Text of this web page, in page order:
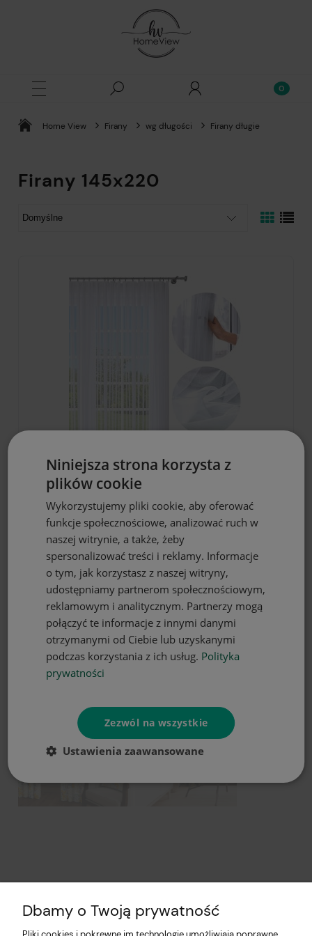
Home View Firany wg długości Firany długie
Firany 145x220
Firana gotowa biała woal 145x220 na
żabki
29,97 zł
Dbamy o Twoją prywatność
Niniejsza strona korzysta z
plików cookie
Wykorzystujemy pliki cookie, aby oferować
funkcje społecznościowe, analizować ruch w
naszej witrynie, a także, żeby
spersonalizować treści i reklamy. Informacje
o tym, jak korzystasz z naszej witryny,
udostępniamy partnerom społecznościowym,
reklamowym i analitycznym. Partnerzy mogą
połączyć te informacje z innymi danymi
otrzymanymi od Ciebie lub uzyskanymi
podczas korzystania z ich usług. Polityka
prywatności
Zezwól na wszystkie
Ustawienia zaawansowane